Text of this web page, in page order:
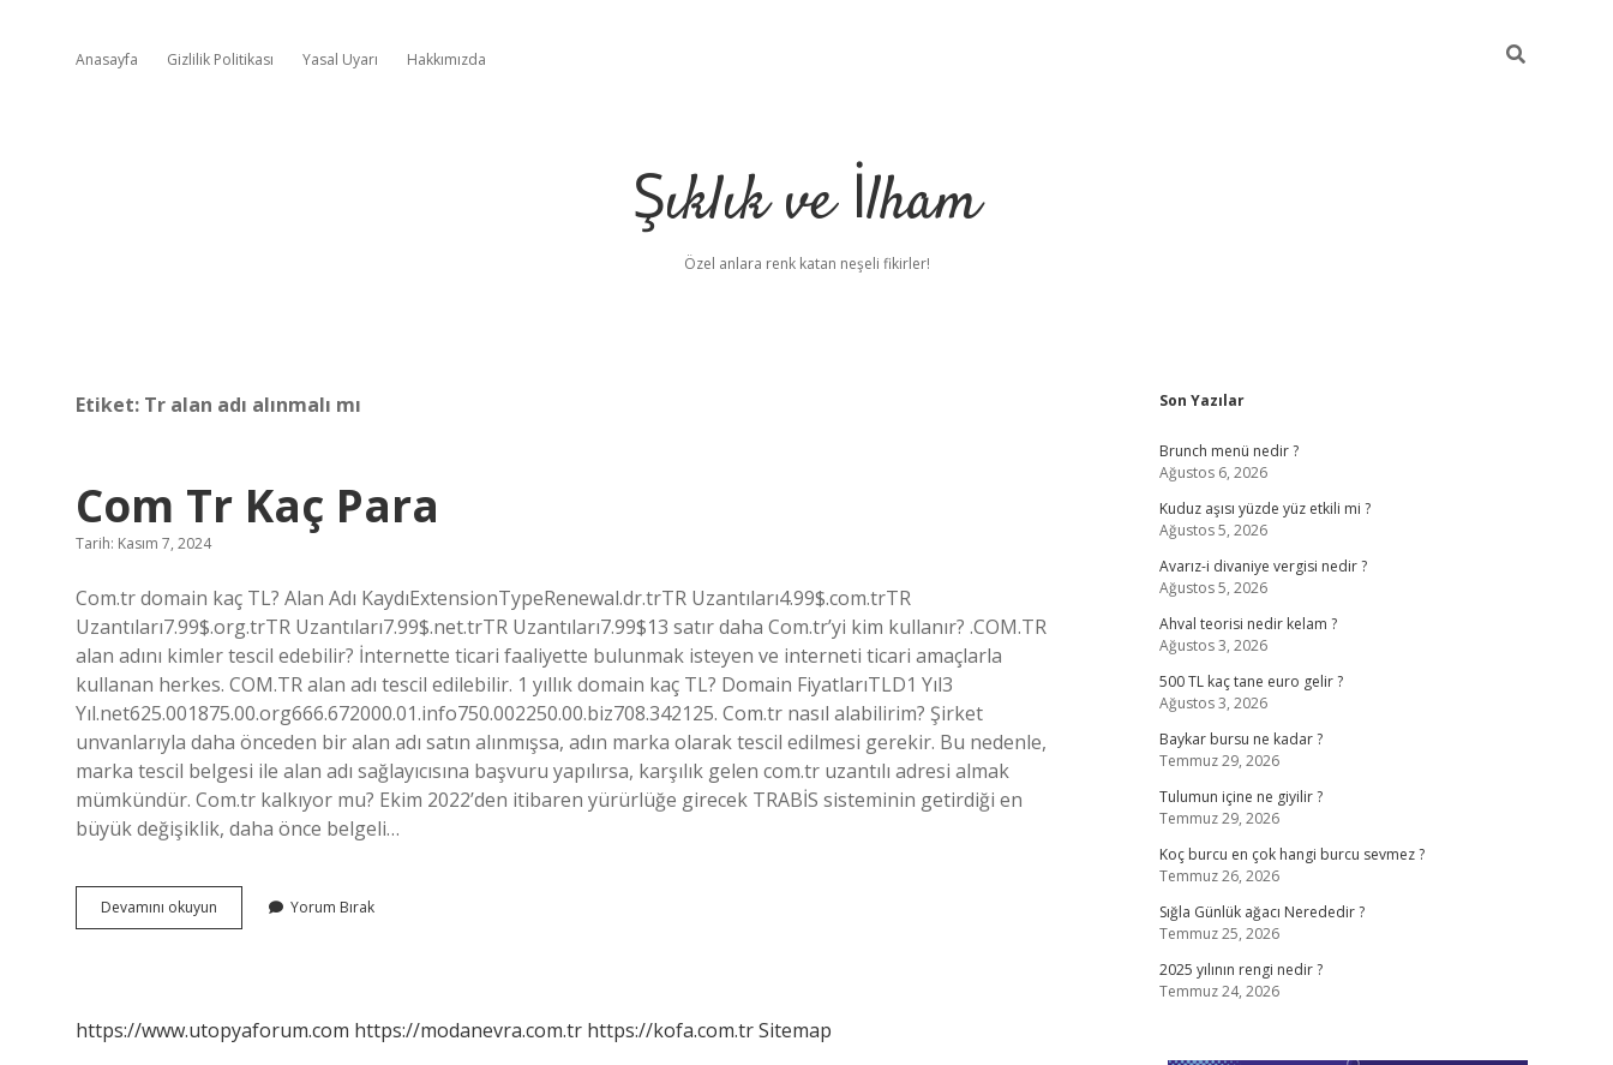
Anasayfa Gizlilik Politikası Yasal Uyarı Hakkımızda
Şıklık ve İlham
Özel anlara renk katan neşeli fikirler!
Etiket: Tr alan adı alınmalı mı
Com Tr Kaç Para
Tarih: Kasım 7, 2024
Com.tr domain kaç TL? Alan Adı KaydıExtensionTypeRenewal.dr.trTR Uzantıları4.99$.com.trTR
Uzantıları7.99$.org.trTR Uzantıları7.99$.net.trTR Uzantıları7.99$13 satır daha Com.tr’yi kim kullanır? .COM.TR
alan adını kimler tescil edebilir? İnternette ticari faaliyette bulunmak isteyen ve interneti ticari amaçlarla
kullanan herkes. COM.TR alan adı tescil edilebilir. 1 yıllık domain kaç TL? Domain FiyatlarıTLD1 Yıl3
Yıl.net625.001875.00.org666.672000.01.info750.002250.00.biz708.342125. Com.tr nasıl alabilirim? Şirket
unvanlarıyla daha önceden bir alan adı satın alınmışsa, adın marka olarak tescil edilmesi gerekir. Bu nedenle,
marka tescil belgesi ile alan adı sağlayıcısına başvuru yapılırsa, karşılık gelen com.tr uzantılı adresi almak
mümkündür. Com.tr kalkıyor mu? Ekim 2022’den itibaren yürürlüğe girecek TRABİS sisteminin getirdiği en
büyük değişiklik, daha önce belgeli…
Devamını okuyun
Tr
Yorum Bırak
https://www.utopyaforum.com https://modanevra.com.tr https://kofa.com.trSitemap
Sidebar
Son Yazılar
Brunch menü nedir ?
Ağustos 6, 2026
Kuduz aşısı yüzde yüz etkili mi ?
Ağustos 5, 2026
Avarız-i divaniye vergisi nedir ?
Ağustos 5, 2026
Ahval teorisi nedir kelam ?
Ağustos 3, 2026
500 TL kaç tane euro gelir ?
Ağustos 3, 2026
Baykar bursu ne kadar ?
Temmuz 29, 2026
Tulumun içine ne giyilir ?
Temmuz 29, 2026
Koç burcu en çok hangi burcu sevmez ?
Temmuz 26, 2026
Sığla Günlük ağacı Nerededir ?
Temmuz 25, 2026
2025 yılının rengi nedir ?
Temmuz 24, 2026